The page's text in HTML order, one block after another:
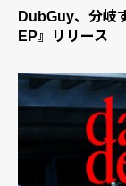
DubGuy、分岐
EP』リリース